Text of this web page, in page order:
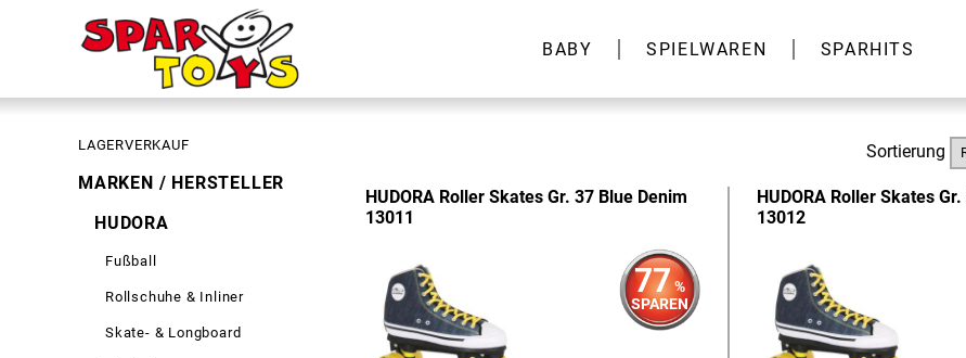
BABY SPIELWAREN SPARHITS
LAGERVERKAUF
MARKEN / HERSTELLER
HUDORA
Fußball
Rollschuhe & Inliner
Skate- & Longboard
Sortierung
HUDORA Roller Skates Gr. 37 Blue Denim
13011
77 %
SPAREN
HUDORA Roller Skates
13012